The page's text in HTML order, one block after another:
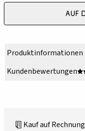
Auf
Produktinformationen
Kundenbewertungen
Kauf auf